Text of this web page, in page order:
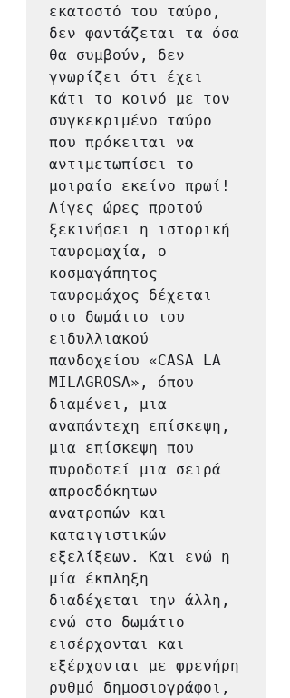
εκατοστό του ταύρο,
δεν φαντάζεται τα όσα
θα συμβούν, δεν
γνωρίζει ότι έχει
κάτι το κοινό με τον
συγκεκριμένο ταύρο
που πρόκειται να
αντιμετωπίσει το
μοιραίο εκείνο πρωί!
Λίγες ώρες προτού
ξεκινήσει η ιστορική
ταυρομαχία, ο
κοσμαγάπητος
ταυρομάχος δέχεται
στο δωμάτιο του
ειδυλλιακού
πανδοχείου «CASA LA
MILAGROSA», όπου
διαμένει, μια
αναπάντεχη επίσκεψη,
μια επίσκεψη που
πυροδοτεί μια σειρά
απροσδόκητων
ανατροπών και
καταιγιστικών
εξελίξεων. Και ενώ η
μία έκπληξη
διαδέχεται την άλλη,
ενώ στο δωμάτιο
εισέρχονται και
εξέρχονται με φρενήρη
ρυθμό δημοσιογράφοι,